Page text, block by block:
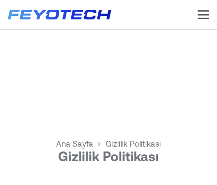
Ana Sayfa Gizlilik Politikası
Gizlilik Politikası